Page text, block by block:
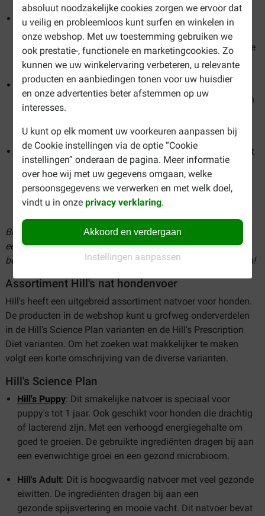
absoluut noodzakelijke cookies zorgen we ervoor dat
u veilig en probleemloos kunt surfen en winkelen in
onze webshop. Met uw toestemming gebruiken we
ook prestatie-, functionele en marketingcookies. Zo
kunnen we uw winkelervaring verbeteren, u relevante
producten en aanbiedingen tonen voor uw huisdier
en onze advertenties beter afstemmen op uw
interesses.
U kunt op elk moment uw voorkeuren aanpassen bij
de Cookie instellingen via de optie “Cookie
instellingen” onderaan de pagina. Meer informatie
over hoe wij met uw gegevens omgaan, welke
persoonsgegevens we verwerken en met welk doel,
vindt u in onzeprivacy verklaring.
Akkoord en verdergaan
Instellingen aanpassen
Hill's wordt aanbevolen door veel dierenartsen. Dat komt
doordat Hill's de feedback van de deskundigen en
dierenartsen gebruikt om de producten te verbeteren en te
verfijnen.
Hill's maakt gebruik van 'predictive biology'. Voortdurend
onderzoek naar het effect van voeding op het welzijn van
onze huisdieren, maakt de ontwikkeling van voer dat
bijdraagt aan een langer en gezonder leven mogelijk.
Hill's denkt dat de gezondheid van de hond van binnenuit
komt. Door jarenlang onderzoek kwam Hill's tot de
conclusie dat het darmmicrobioom niet alleen van
invloed is op een gezonde spijsvertering, maar ook op de
algehele gezondheid van honden.
Bij Brekz kunt u het allerbeste hondenvoer snel en
eenvoudig online bestellen. Bekijk ons assortiment en
bestel Hill's natvoer voor de hond tegen de scherpste prijzen!
Assortiment Hill's nat hondenvoer
Hill's heeft een uitgebreid assortiment natvoer voor honden.
De producten in de webshop kunt u grofweg onderverdelen
in de Hill's Science Plan varianten en de Hill's Prescription
Diet varianten. Om het zoeken wat makkelijker te maken
volgt een korte omschrijving van de diverse varianten.
Hill's Science Plan
Hill's Puppy: Dit smakelijke natvoer is speciaal voor
puppy's tot 1 jaar. Ook geschikt voor honden die drachtig
of lacterend zijn. Met een verhoogd energiegehalte om
goed te groeien. De gebruikte ingrediënten dragen bij aan
een evenwichtige groei en een gezond microbioom.
Hill's Adult: Dit is hoogwaardig natvoer met veel gezonde
eiwitten. De ingrediënten dragen bij aan een
gezonde spijsvertering en mooie vacht. Dit natvoer bevat